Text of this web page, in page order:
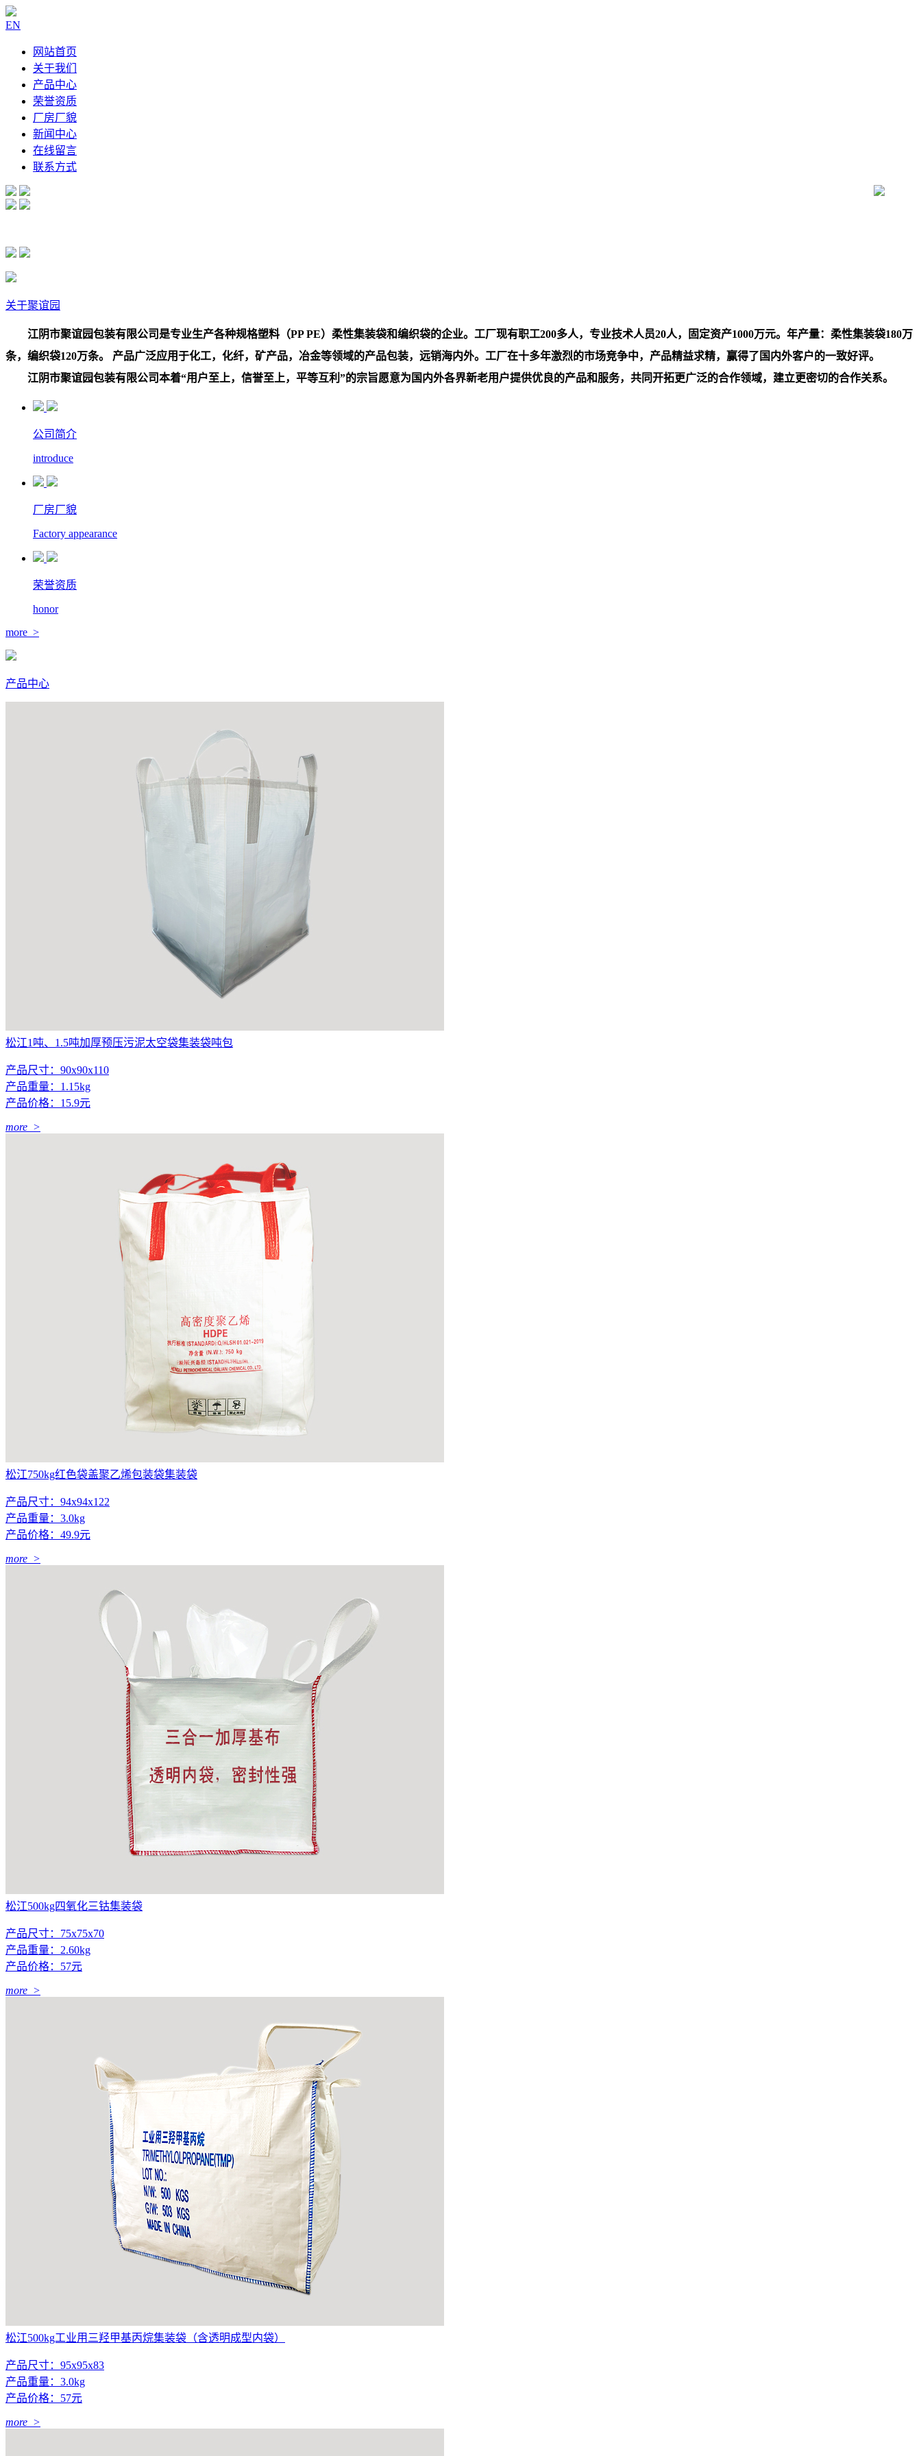
EN
网站首页
关于我们
产品中心
荣誉资质
厂房厂貌
新闻中心
在线留言
联系方式
关于聚谊园
江阴市聚谊园包装有限公司是专业生产各种规格塑料（PP PE）柔性集装袋和编织袋的企业。工厂现有职工200多人，专业技术人员20人，固定资产1000万元。年产量：柔性集装袋180万
条，编织袋120万条。 产品广泛应用于化工，化纤，矿产品，冶金等领域的产品包装，远销海内外。工厂在十多年激烈的市场竞争中，产品精益求精，赢得了国内外客户的一致好评。
江阴市聚谊园包装有限公司本着“用户至上，信誉至上，平等互利”的宗旨愿意为国内外各界新老用户提供优良的产品和服务，共同开拓更广泛的合作领域，建立更密切的合作关系。
公司简介
introduce
厂房厂貌
Factory appearance
荣誉资质
honor
more >
产品中心
松江1吨、1.5吨加厚预压污泥太空袋集装袋吨包
产品尺寸：90x90x110
产品重量：1.15kg
产品价格：15.9元
more >
松江750kg红色袋盖聚乙烯包装袋集装袋
产品尺寸：94x94x122
产品重量：3.0kg
产品价格：49.9元
more >
松江500kg四氧化三钴集装袋
产品尺寸：75x75x70
产品重量：2.60kg
产品价格：57元
more >
松江500kg工业用三羟甲基丙烷集装袋（含透明成型内袋）
产品尺寸：95x95x83
产品重量：3.0kg
产品价格：57元
more >